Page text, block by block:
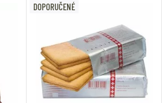
DOPORUČENÉ